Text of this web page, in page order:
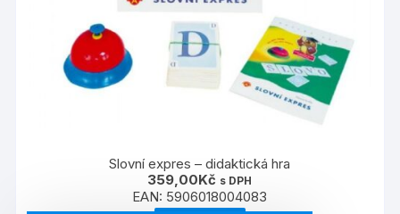
Slovní expres – didaktická hra
359,00Kč s DPH
EAN: 5906018004083